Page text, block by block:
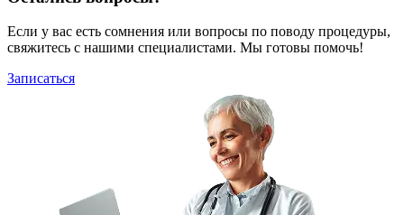
Если у вас есть сомнения или вопросы по поводу процедуры,
свяжитесь с нашими специалистами. Мы готовы помочь!
Записаться